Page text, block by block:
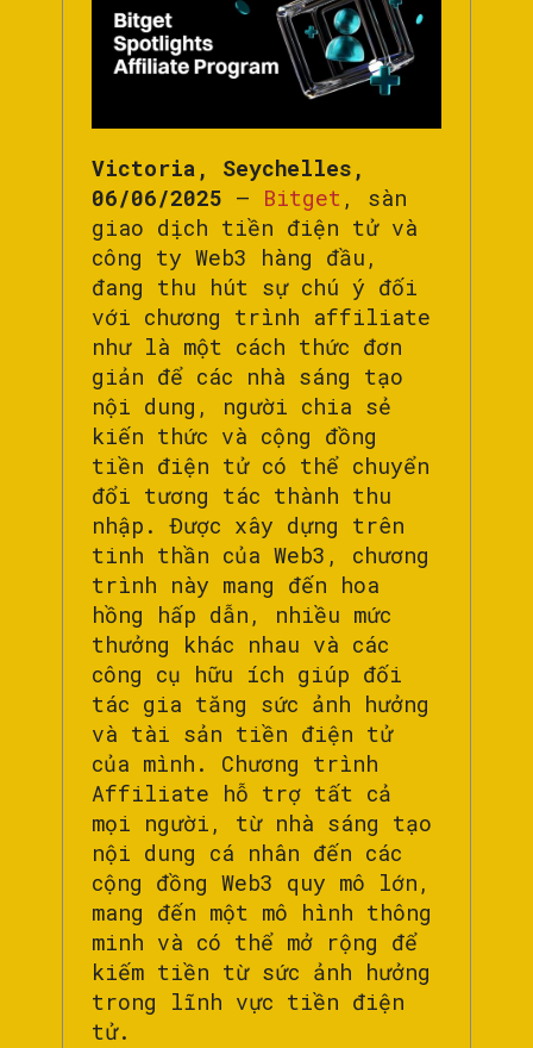
Victoria, Seychelles,
06/06/2025 — Bitget , sàn
giao dịch tiền điện tử và
công ty Web3 hàng đầu,
đang thu hút sự chú ý đối
với chương trình affiliate
như là một cách thức đơn
giản để các nhà sáng tạo
nội dung, người chia sẻ
kiến thức và cộng đồng
tiền điện tử có thể chuyển
đổi tương tác thành thu
nhập. Được xây dựng trên
tinh thần của Web3, chương
trình này mang đến hoa
hồng hấp dẫn, nhiều mức
thưởng khác nhau và các
công cụ hữu ích giúp đối
tác gia tăng sức ảnh hưởng
và tài sản tiền điện tử
của mình. Chương trình
Affiliate hỗ trợ tất cả
mọi người, từ nhà sáng tạo
nội dung cá nhân đến các
cộng đồng Web3 quy mô lớn,
mang đến một mô hình thông
minh và có thể mở rộng để
kiếm tiền từ sức ảnh hưởng
trong lĩnh vực tiền điện
tử.